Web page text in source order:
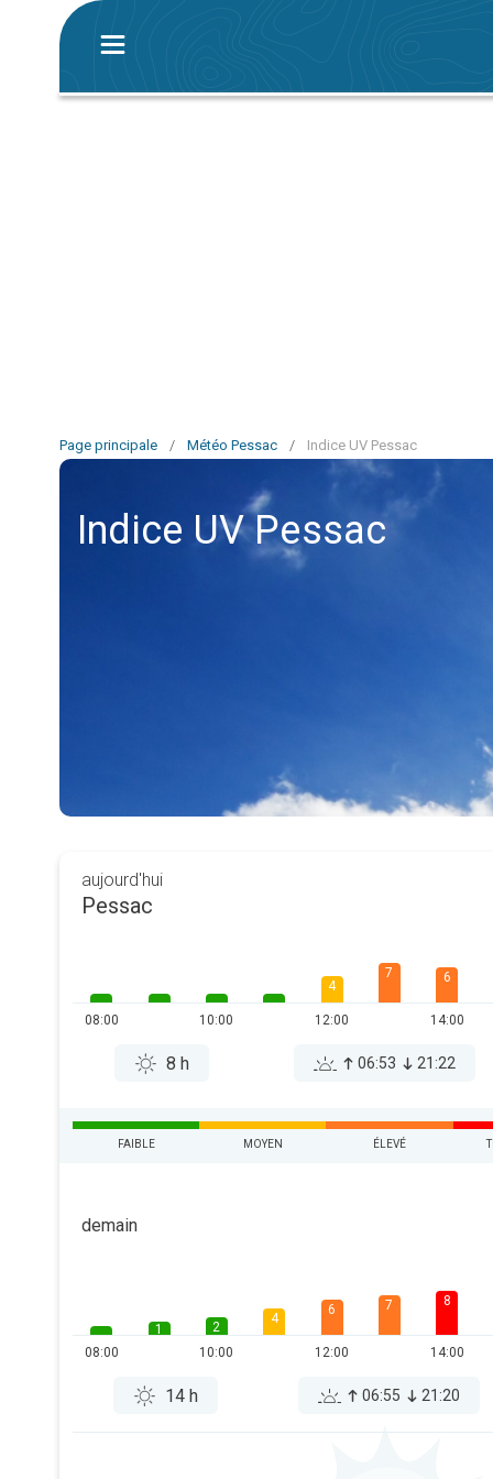
Page principale / Météo Pessac / Indice UV Pessac
Indice UV Pessac
aujourd'hui
Pessac
08:00 10:00
4
12:00
7 6
14:00
8 h 06:53 21:22
FAIBLE MOYEN ÉLEVÉ
demain
08:00
1
2
10:00
4
6
12:00
7 8
14:00
14 h 06:55 21:20